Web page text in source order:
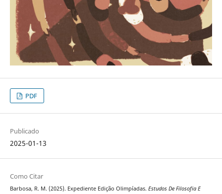
PDF
Publicado
2025-01-13
Como Citar
Barbosa, R. M. (2025). Expediente Edição Olimpíadas. Estudos De Filosofia E